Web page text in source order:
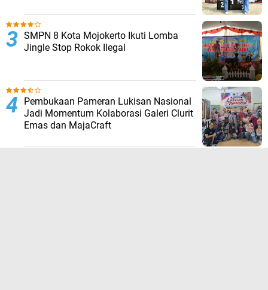
SMPN 8 Kota Mojokerto Ikuti Lomba
Jingle Stop Rokok Ilegal
Pembukaan Pameran Lukisan Nasional
Jadi Momentum Kolaborasi Galeri Clurit
Emas dan MajaCraft